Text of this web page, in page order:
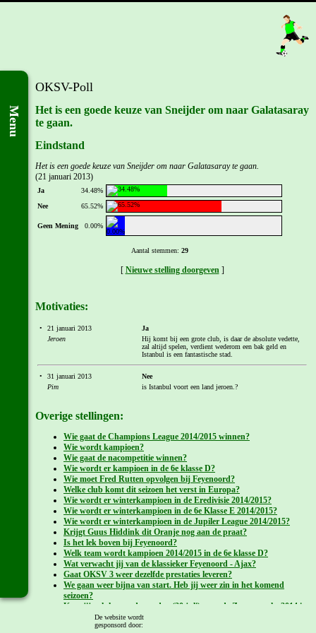
Menu
OKSV-Poll
Het is een goede keuze van Sneijder om naar Galatasaray
te gaan.
Eindstand
Het is een goede keuze van Sneijder om naar Galatasaray te gaan.
(21 januari 2013)
Ja
34.48%
Nee
65.52%
Geen Mening 0.00%
Aantal stemmen: 29
[ Nieuwe stelling doorgeven]
Motivaties:
• 21 januari 2013
Ja
Jeroen
Hij komt bij een grote club, is daar de absolute vedette,
zal altijd spelen, verdient wederom een bak geld en
Istanbul is een fantastische stad.
• 31 januari 2013
Nee
Pim
is Istanbul voort een land jeroen.?
Overige stellingen:
Wie gaat de Champions League 2014/2015 winnen?
Wie wordt kampioen?
Wie gaat de nacompetitie winnen?
Wie wordt er kampioen in de 6e klasse D?
Wie moet Fred Rutten opvolgen bij Feyenoord?
Welke club komt dit seizoen het verst in Europa?
Wie wordt er winterkampioen in de Eredivisie 2014/2015?
Wie wordt er winterkampioen in de 6e Klasse E 2014/2015?
Wie wordt er winterkampioen in de Jupiler League 2014/2015?
Krijgt Guus Hiddink dit Oranje nog aan de praat?
Is het lek boven bij Feyenoord?
Welk team wordt kampioen 2014/2015 in de 6e klasse D?
Wat verwacht jij van de klassieker Feyenoord - Ajax?
Gaat OKSV 3 weer dezelfde prestaties leveren?
We gaan weer bijna van start. Heb jij weer zin in het komend
seizoen?
Kom jij ook komende zondag (20 juli) naar de Zomermarkt 2014 in
Overlangel?
WK2014: Wat denk jij van Nederland - Argentinië?
De website wordt
gesponsord door: